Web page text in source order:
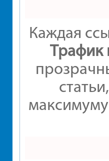
Каждая
Трафик